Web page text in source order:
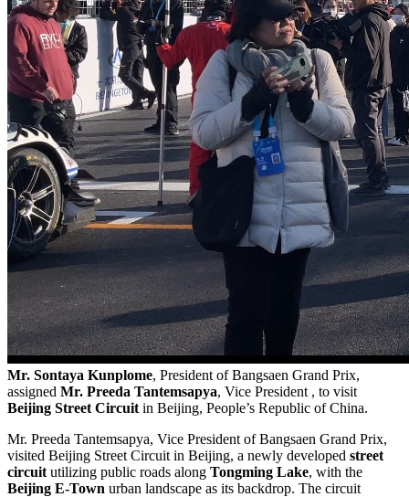
Mr. Sontaya Kunplome, President of Bangsaen Grand Prix,
assigned Mr. Preeda Tantemsapya, Vice President , to visit
Beijing Street Circuit in Beijing, People’s Republic of China.
Mr. Preeda Tantemsapya, Vice President of Bangsaen Grand Prix,
visited Beijing Street Circuit in Beijing, a newly developed street
circuit utilizing public roads along Tongming Lake, with the
Beijing E-Town urban landscape as its backdrop. The circuit